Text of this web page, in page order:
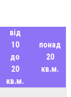
від
10
до
20
кв.м.
понад
20
кв.м.